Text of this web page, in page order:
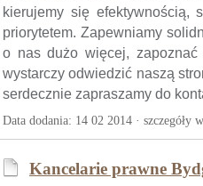
kierujemy się efektywnością,
priorytetem. Zapewniamy
o nas dużo więcej, zapoznać
wystarczy odwiedzić naszą
serdecznie zapraszamy do
Data dodania: 14 02 2014 · szczegóły
Kancelarie prawne